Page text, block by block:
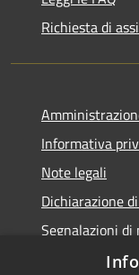
Richiesta di
Informativa
Note legali
Dichiarazione
Segnalazioni